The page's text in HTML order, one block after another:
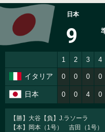
日本
9
1 2 3 4
イタリア 0 0 0 0
日本 0 0 4 0
【勝】大谷【負】J.ラソーラ
【本】岡本（1号） 吉田（1号